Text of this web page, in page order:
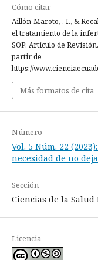
Cómo citar
Aillón-Maroto, . I., &
el tratamiento de la
SOP: Artículo de Revisión.
partir de
https://
Más formatos de cita
Número
Vol. 5 Núm. 22
necesidad de no
Sección
Ciencias de la Salud
Licencia